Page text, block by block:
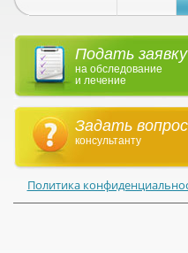
Подать заявку
на обследование
и лечение
Задать вопрос
консультанту
Политика